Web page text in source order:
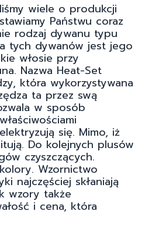
wiele o produkcji
Państwu coraz
rodzaj dywanu typu
tych dywanów jest jego
włosie przy
Nazwa Heat-Set
która wykorzystywana
ta przez swą
w sposób
się. Mimo, iż
Do kolejnych plusów
czyszczących.
Wzornictwo
najczęściej skłaniają
wzory także
i cena, która